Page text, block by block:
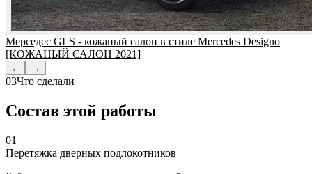
Мерседес GLS - кожаный салон в стиле Mercedes Designo
[КОЖАНЫЙ САЛОН 2021]
← →
03Что сделали
Состав этой работы
01
Перетяжка дверных подлокотников